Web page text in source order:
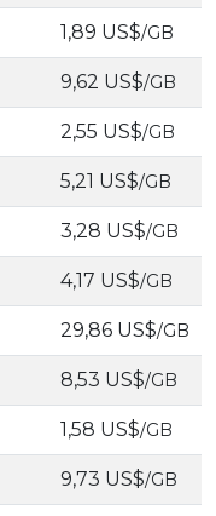
1,89 US$/GB
9,62 US$/GB
2,55 US$/GB
5,21 US$/GB
3,28 US$/GB
4,17 US$/GB
29,86 US$/GB
8,53 US$/GB
1,58 US$/GB
9,73 US$/GB